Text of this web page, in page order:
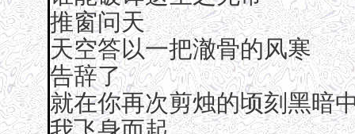
推窗问天
天空答以一把澈骨的风寒
告辞了
就在你再次剪烛的顷刻黑暗